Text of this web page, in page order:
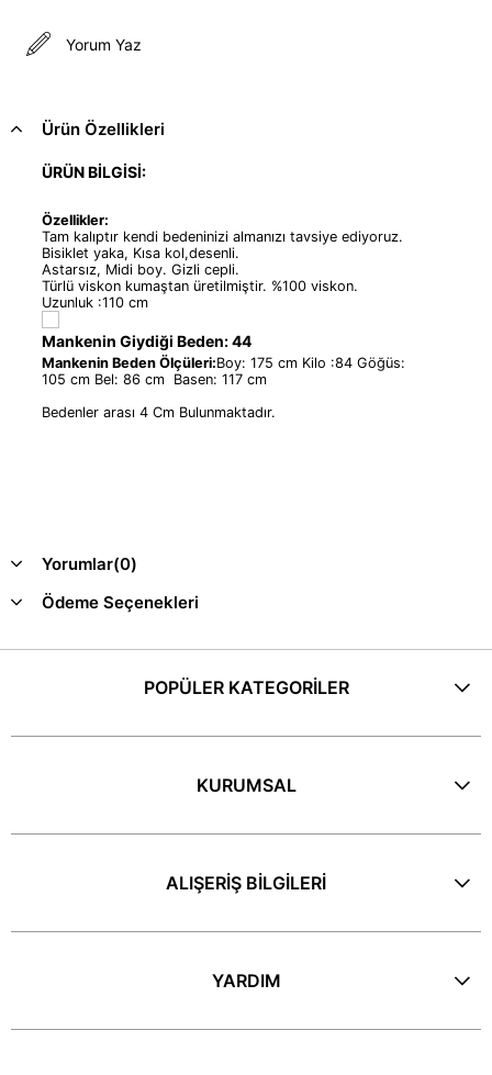
Yorum Yaz
Ürün Özellikleri
ÜRÜN BİLGİSİ:
Özellikler:
Tam kalıptır kendi bedeninizi almanızı tavsiye ediyoruz.
Bisiklet yaka, Kısa kol,desenli.
Astarsız, Midi boy. Gizli cepli.
Türlü viskon kumaştan üretilmiştir. %100 viskon.
Uzunluk :110 cm
Mankenin Giydiği Beden: 44
Mankenin Beden Ölçüleri:Boy: 175 cm Kilo :84 Göğüs:
105 cm Bel: 86 cm Basen: 117 cm
Bedenler arası 4 Cm Bulunmaktadır.
Yorumlar(0)
Ödeme Seçenekleri
POPÜLER KATEGORİLER
KURUMSAL
ALIŞERİŞ BİLGİLERİ
YARDIM